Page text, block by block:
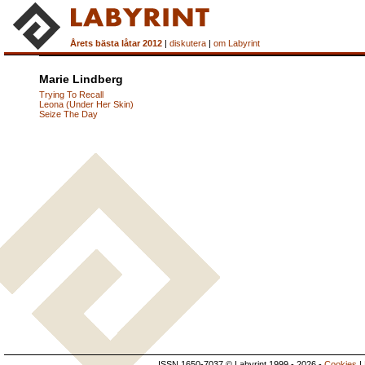
Årets bästa låtar 2012 | diskutera | om Labyrint
Marie Lindberg
Trying To Recall
Leona (Under Her Skin)
Seize The Day